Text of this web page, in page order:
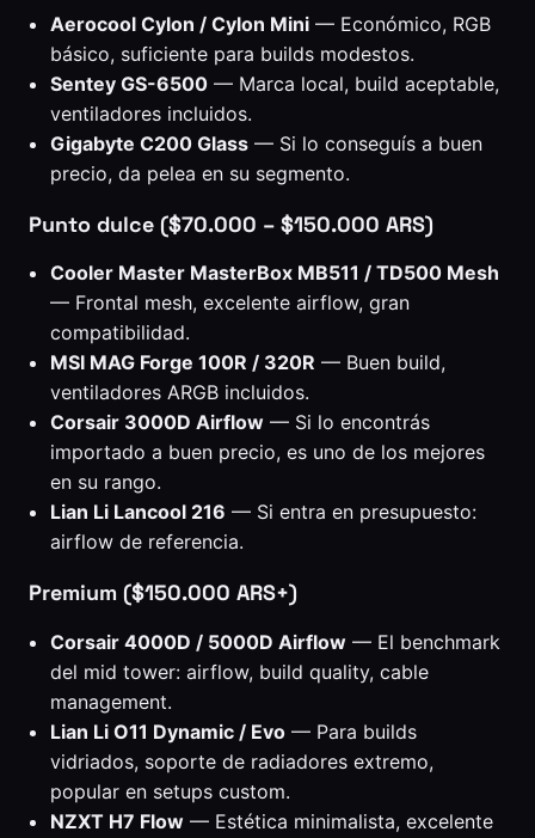
Aerocool Cylon / Cylon Mini — Económico, RGB
básico, suficiente para builds modestos.
Sentey GS-6500 — Marca local, build aceptable,
ventiladores incluidos.
Gigabyte C200 Glass — Si lo conseguís a buen
precio, da pelea en su segmento.
Punto dulce ($70.000 – $150.000 ARS)
Cooler Master MasterBox MB511 / TD500 Mesh
— Frontal mesh, excelente airflow, gran
compatibilidad.
MSI MAG Forge 100R / 320R — Buen build,
ventiladores ARGB incluidos.
Corsair 3000D Airflow — Si lo encontrás
importado a buen precio, es uno de los mejores
en su rango.
Lian Li Lancool 216 — Si entra en presupuesto:
airflow de referencia.
Premium ($150.000 ARS+)
Corsair 4000D / 5000D Airflow — El benchmark
del mid tower: airflow, build quality, cable
management.
Lian Li O11 Dynamic / Evo — Para builds
vidriados, soporte de radiadores extremo,
popular en setups custom.
NZXT H7 Flow — Estética minimalista, excelente